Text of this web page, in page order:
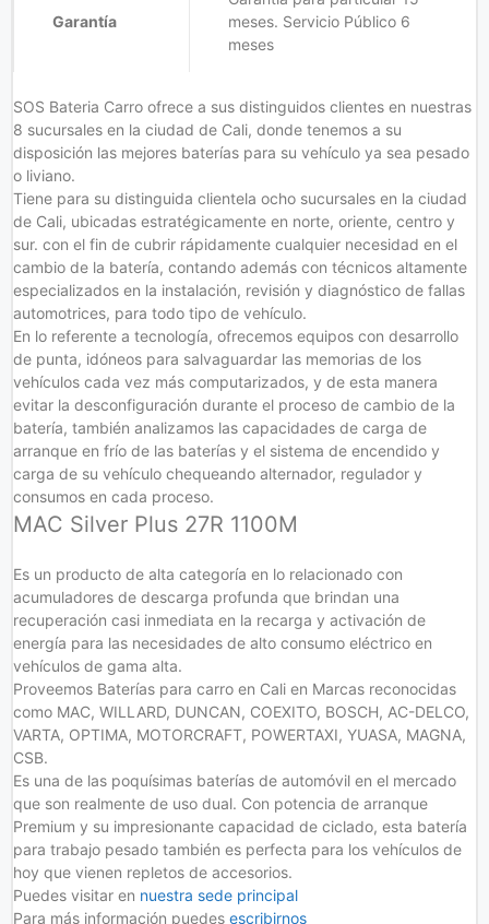
Garantía
meses. Servicio Público 6
meses
SOS Bateria Carro ofrece a sus distinguidos clientes en nuestras
8 sucursales en la ciudad de Cali, donde tenemos a su
disposición las mejores baterías para su vehículo ya sea pesado
o liviano.
Tiene para su distinguida clientela ocho sucursales en la ciudad
de Cali, ubicadas estratégicamente en norte, oriente, centro y
sur. con el fin de cubrir rápidamente cualquier necesidad en el
cambio de la batería, contando además con técnicos altamente
especializados en la instalación, revisión y diagnóstico de fallas
automotrices, para todo tipo de vehículo.
En lo referente a tecnología, ofrecemos equipos con desarrollo
de punta, idóneos para salvaguardar las memorias de los
vehículos cada vez más computarizados, y de esta manera
evitar la desconfiguración durante el proceso de cambio de la
batería, también analizamos las capacidades de carga de
arranque en frío de las baterías y el sistema de encendido y
carga de su vehículo chequeando alternador, regulador y
consumos en cada proceso.
MAC Silver Plus 27R 1100M
Es un producto de alta categoría en lo relacionado con
acumuladores de descarga profunda que brindan una
recuperación casi inmediata en la recarga y activación de
energía para las necesidades de alto consumo eléctrico en
vehículos de gama alta.
Proveemos Baterías para carro en Cali en Marcas reconocidas
como MAC, WILLARD, DUNCAN, COEXITO, BOSCH, AC-DELCO,
VARTA, OPTIMA, MOTORCRAFT, POWERTAXI, YUASA, MAGNA,
CSB.
Es una de las poquísimas baterías de automóvil en el mercado
que son realmente de uso dual. Con potencia de arranque
Premium y su impresionante capacidad de ciclado, esta batería
para trabajo pesado también es perfecta para los vehículos de
hoy que vienen repletos de accesorios.
Puedes visitar en nuestra sede principal
Para más información puedes escribirnos